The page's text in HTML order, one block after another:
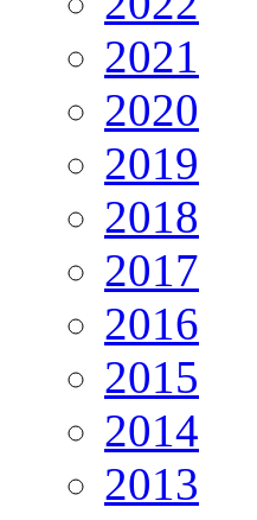
2021
2020
2019
2018
2017
2016
2015
2014
2013